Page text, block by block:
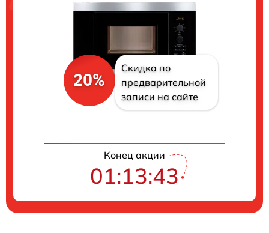
20%
Скидка по
предварительной
записи на сайте
Конец акции
01:13:42